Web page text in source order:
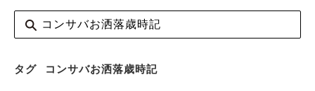
タグ コンサバお洒落歳時記
CAR&BIKE
LIFESTYLE